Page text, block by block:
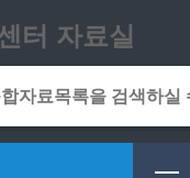
터 자료실